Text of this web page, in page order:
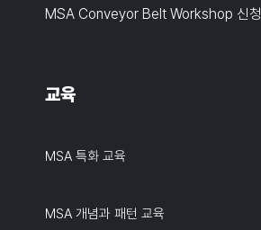
MSA Conveyor Belt Workshop 신청
교육
MSA 특화 교육
MSA 개념과 패턴 교육